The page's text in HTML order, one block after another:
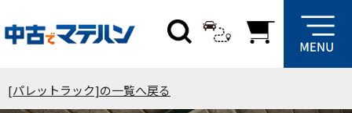
[パレットラック]の一覧へ戻る